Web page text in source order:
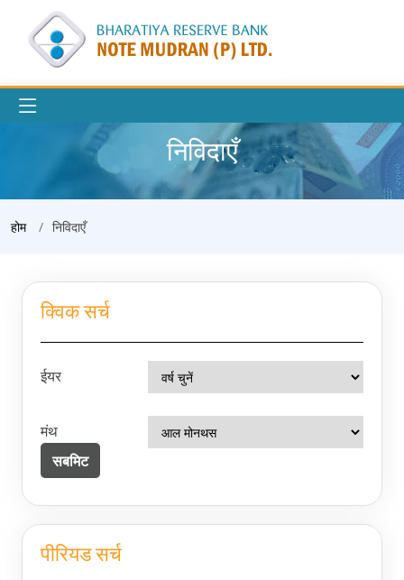
निविदाएँ
होम निविदाएँ
क्विक सर्च
ईयर
मंथ
पीरियड सर्च